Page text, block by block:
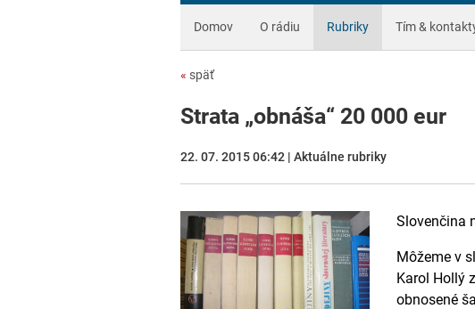
Domov O rádiu Rubriky Tím &
« späť
Strata „obnáša“ 20 000 eur
22. 07. 2015 06:42 | Aktuálne rubriky
Slovenčina
Môžeme v
Karol Hollý
obnosené